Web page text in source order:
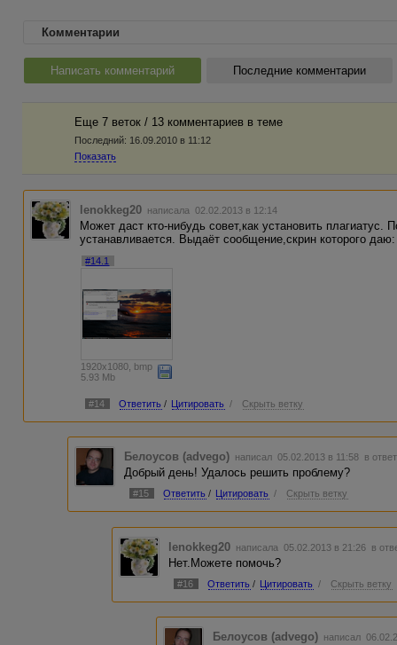
Комментарии
Написать комментарий Последние комментарии
Еще 7 веток / 13 комментариев в темe
Последний: 16.09.2010 в 11:12
Показать
lenokkeg20 написала 02.02.2013 в 12:14
Может даст кто-нибудь совет,как установить плагиатус.
устанавливается. Выдаёт сообщение,скрин которого даю:
#14.1
1920x1080, bmp
5.93 Mb
#14 Ответить / Цитировать / Скрыть ветку
Белоусов (advego) написал 05.02.2013 в 11:58 в
Добрый день! Удалось решить проблему?
#15 Ответить / Цитировать / Скрыть ветку
lenokkeg20 написала 05.02.2013 в 21:26 в
Нет.Можете помочь?
#16 Ответить / Цитировать / Скрыть ветку
Белоусов (advego) написал